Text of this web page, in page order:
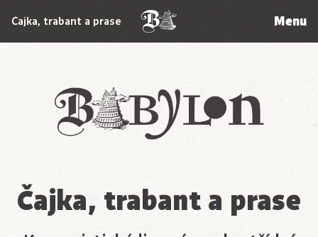
Babylon
Čajka, trabant a prase Menu
Čajka, trabant a prase